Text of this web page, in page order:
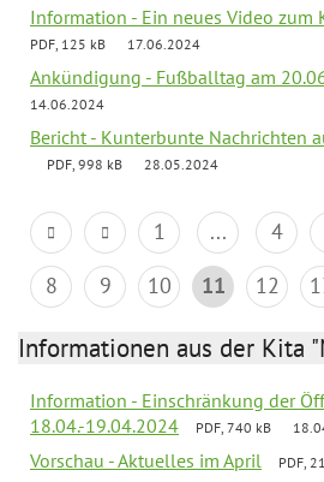
Information - Ein neues Video zum
PDF, 125 kB 17.06.2024
Ankündigung - Fußballtag am
14.06.2024
Bericht - Kunterbunte Nachrichten
PDF, 998 kB 28.05.2024
1 ... 4
8
9 10 11 12
Informationen aus der Kita
Information - Einschränkung der
18.04.-19.04.2024
PDF, 740 kB
Vorschau - Aktuelles im April PDF,